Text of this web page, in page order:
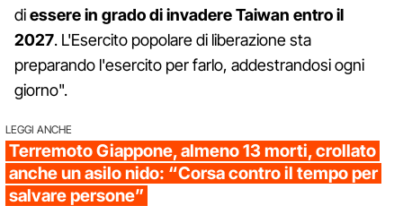
diessere in grado di invadere Taiwan entro il
2027. L'Esercito popolare di liberazione sta
preparando l'esercito per farlo, addestrandosi ogni
giorno".
LEGGI ANCHE
Terremoto Giappone, almeno 13 morti, crollato
anche un asilo nido: “Corsa contro il tempo per
salvare persone”